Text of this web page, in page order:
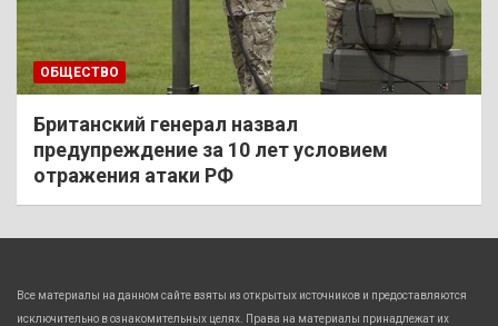
ОБЩЕСТВО
Британский генерал назвал
предупреждение за 10 лет условием
отражения атаки РФ
Все материалы на данном сайте взяты из открытых источников и предоставляются
исключительно в ознакомительных целях. Права на материалы принадлежат их